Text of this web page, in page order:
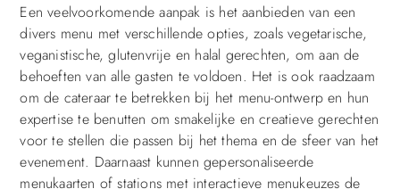
Een veelvoorkomende aanpak is het aanbieden van een
divers menu met verschillende opties, zoals vegetarische,
veganistische, glutenvrije en halal gerechten, om aan de
behoeften van alle gasten te voldoen. Het is ook raadzaam
om de cateraar te betrekken bij het menu-ontwerp en hun
expertise te benutten om smakelijke en creatieve gerechten
voor te stellen die passen bij het thema en de sfeer van het
evenement. Daarnaast kunnen gepersonaliseerde
menukaarten of stations met interactieve menukeuzes de